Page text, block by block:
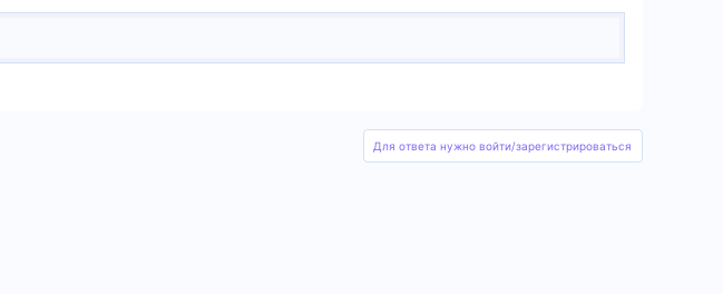
Для ответа нужно войти/зарегистрироваться